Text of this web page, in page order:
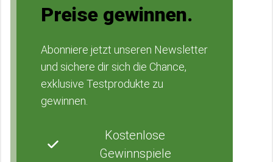
Preise gewinnen.
Abonniere jetzt unseren Newsletter
und sichere dir sich die Chance,
exklusive Testprodukte zu
gewinnen.
Kostenlose
Gewinnspiele